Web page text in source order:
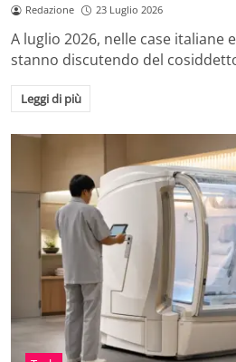
Redazione 23 Luglio 2026
A luglio 2026, nelle case italiane
stanno discutendo del
Leggi di più